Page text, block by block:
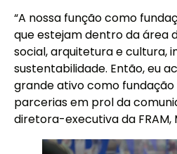
“A nossa função como
que estejam dentro da área
social, arquitetura e cultura,
sustentabilidade. Então, eu
grande ativo como
parcerias em prol da
diretora-executiva da FRAM,